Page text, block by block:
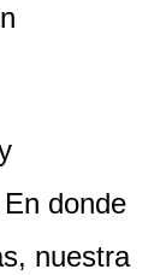
donde
nuestra